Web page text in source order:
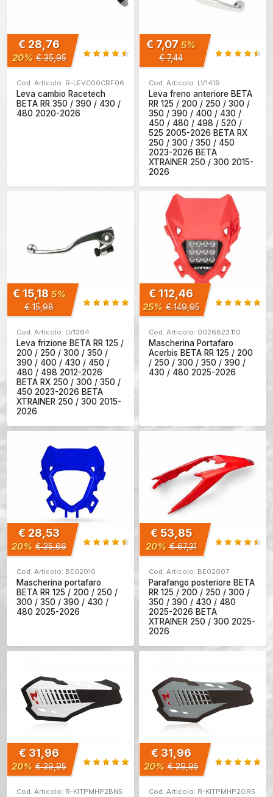
€ 28,76
20% € 35,95
Cod. Articolo: R-LEVC00CRF06
Leva cambio Racetech
BETA RR 350 / 390 / 430 /
480 2020-2026
€ 7,07 5%
€ 7,44
Cod. Articolo: LV1419
Leva freno anteriore BETA
RR 125 / 200 / 250 / 300 /
350 / 390 / 400 / 430 /
450 / 480 / 498 / 520 /
525 2005-2026 BETA RX
250 / 300 / 350 / 450
2023-2026 BETA
XTRAINER 250 / 300 2015-
2026
€ 15,18 5%
€ 15,98
Cod. Articolo: LV1364
Leva frizione BETA RR 125 /
200 / 250 / 300 / 350 /
390 / 400 / 430 / 450 /
480 / 498 2012-2026
BETA RX 250 / 300 / 350 /
450 2023-2026 BETA
XTRAINER 250 / 300 2015-
2026
€ 112,46
25% € 149,95
Cod. Articolo: 0026823.110
Mascherina Portafaro
Acerbis BETA RR 125 / 200
/ 250 / 300 / 350 / 390 /
430 / 480 2025-2026
€ 28,53
20% € 35,66
Cod. Articolo: BE02010
Mascherina portafaro
BETA RR 125 / 200 / 250 /
300 / 350 / 390 / 430 /
480 2025-2026
€ 53,85
20% € 67,31
Cod. Articolo: BE02007
Parafango posteriore BETA
RR 125 / 200 / 250 / 300 /
350 / 390 / 430 / 480
2025-2026 BETA
XTRAINER 250 / 300 2025-
2026
€ 31,96
20% € 39,95
Cod. Articolo: R-KITPMHP2BN5
€ 31,96
20% € 39,95
Cod. Articolo: R-KITPMHP2GR5